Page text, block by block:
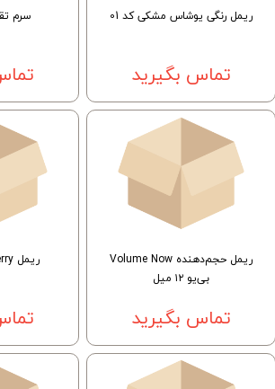
ریمل رنگی یوشاس مشکی کد 01
تماس بگیرید
سرم
ریمل حجم‌دهنده Volume Now
بی‌یو ۱۲ میل
تماس بگیرید
ریمل Roseberry قهوه‌ای